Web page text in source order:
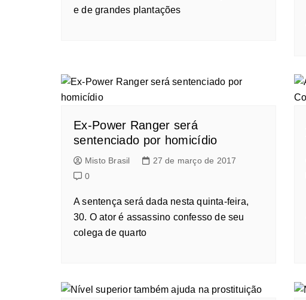
e de grandes plantações
Ex-Power Ranger será
sentenciado por homicídio
Misto Brasil
27 de março de 2017
0
A sentença será dada nesta quinta-feira,
30. O ator é assassino confesso de seu
colega de quarto